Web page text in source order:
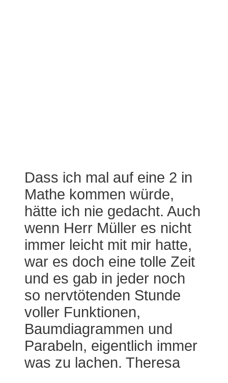
Dass ich mal auf eine 2 in
Mathe kommen würde,
hätte ich nie gedacht. Auch
wenn Herr Müller es nicht
immer leicht mit mir hatte,
war es doch eine tolle Zeit
und es gab in jeder noch
so nervtötenden Stunde
voller Funktionen,
Baumdiagrammen und
Parabeln, eigentlich immer
was zu lachen. Theresa